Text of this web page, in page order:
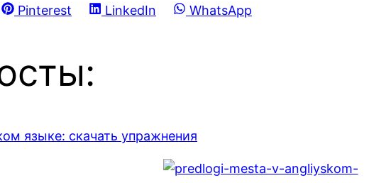
Share
Pinterest
Share
LinkedIn
Share
WhatsApp
языке: скачать упражнения